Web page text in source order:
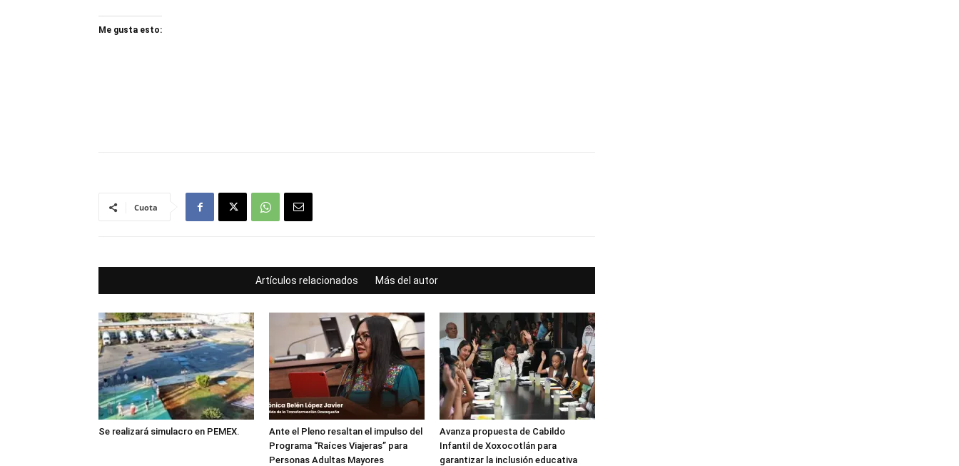
Me gusta esto:
Cuota
Artículos relacionados Más del autor
Se realizará simulacro en PEMEX.
Ante el Pleno resaltan el impulso del
Programa “Raíces Viajeras” para
Personas Adultas Mayores
Avanza propuesta de Cabildo
Infantil de Xoxocotlán para
garantizar la inclusión educativa